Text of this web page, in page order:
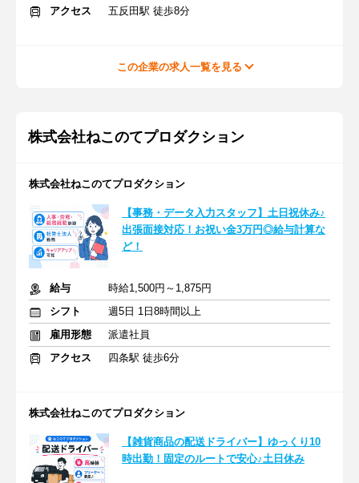
アクセス
五反田駅 徒歩8分
この企業の求人一覧を見る
株式会社ねこのてプロダクション
株式会社ねこのてプロダクション
【事務・データ入力スタッフ】土日祝休み♪
出張面接対応！お祝い金3万円◎給与計算な
ど！
給与
時給1,500円～1,875円
シフト
週5日 1日8時間以上
雇用形態
派遣社員
アクセス
四条駅 徒歩6分
株式会社ねこのてプロダクション
【雑貨商品の配送ドライバー】ゆっくり10
時出勤！固定のルートで安心♪土日休み